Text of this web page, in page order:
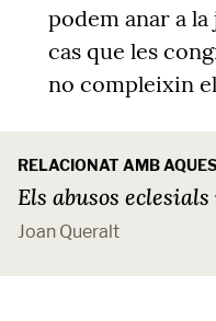
podem anar a
cas que les
no compleixin
RELACIONAT AMB
Els abusos
Joan Queralt